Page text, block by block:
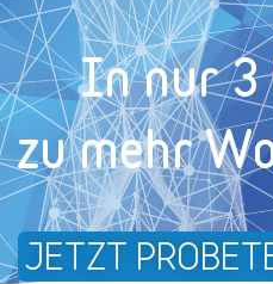
In nur 3
zu mehr
JETZT